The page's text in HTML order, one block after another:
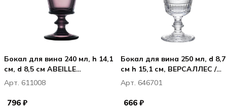
Бокал для вина 240 мл, h 14,1
см, d 8,5 см ABEILLE
AUBERGINE
Арт. 611008
796 ₽
Бокал для вина 250 мл, d 8,7
см h 15,1 см, ВЕРСАЛЛЕС /
VERSAILLES
Арт. 646701
666 ₽